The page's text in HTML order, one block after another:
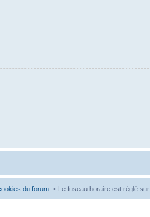
Le fuseau horaire est réglé sur
du forum